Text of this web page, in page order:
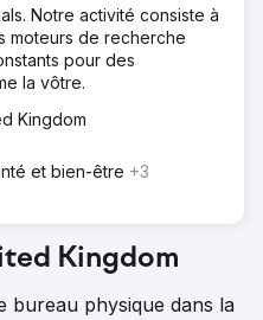
Notre activité consiste à
moteurs de recherche
pour des
la vôtre.
Kingdom
et bien-être +3
Kingdom
bureau physique dans la